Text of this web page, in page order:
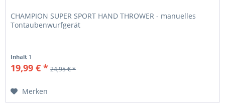
CHAMPION SUPER SPORT HAND THROWER - manuelles
Tontaubenwurfgerät
Inhalt 1
19,99 € * 24,95 € *
Merken